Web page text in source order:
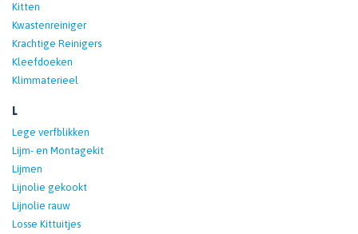
Kitten
Kwastenreiniger
Krachtige Reinigers
Kleefdoeken
Klimmaterieel
L
Lege verfblikken
Lijm- en Montagekit
Lijmen
Lijnolie gekookt
Lijnolie rauw
Losse Kittuitjes